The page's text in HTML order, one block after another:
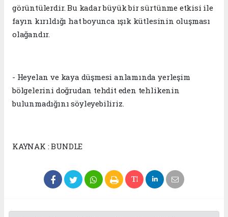
görüntülerdir. Bu kadar büyük bir sürtünme etkisi ile
fayın kırıldığı hat boyunca ışık kütlesinin oluşması
olağandır.
- Heyelan ve kaya düşmesi anlamında yerleşim
bölgelerini doğrudan tehdit eden tehlikenin
bulunmadığını söyleyebiliriz.
KAYNAK : BUNDLE